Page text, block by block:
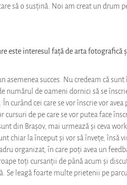
să o susțină. Noi am creat un drum
este interesul față de arta fotografică
asemenea succes. Nu credeam că
numărul de oameni dornici să se
curând cei care se vor înscrie vor
de pe care se vor putea face
din Brașov, mai urmează și ceva
chiar la început și vor să învețe, însă
organizat, în care poți avea un
toți cursanții de până acum și
leagă foarte multe prietenii pe